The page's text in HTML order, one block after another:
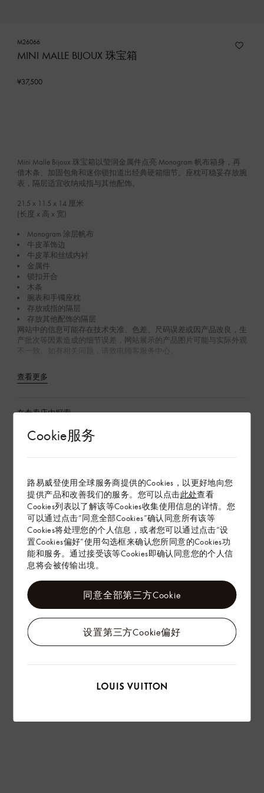
Cookie服务
路易威登使用全球服务商提供的Cookies，以更好地向您
提供产品和改善我们的服务。您可以点击此处查看
Cookies列表以了解该等Cookies收集使用信息的详情。您
可以通过点击“同意全部Cookies”确认同意所有该等
Cookies将处理您的个人信息，或者您可以通过点击“设
置Cookies偏好”使用勾选框来确认您所同意的Cookies功
能和服务。通过接受该等Cookies即确认同意您的个人信
息将会被传输出境。
设置第三方Cookie偏好
同意全部第三方Cookie
M26066
MINI MALLE BIJOUX 珠宝箱
¥37,500
Mini Malle Bijoux 珠宝箱以莹润金属件点亮 Monogram 帆布箱身，再
借木条、加固包角和迷你锁扣道出经典硬箱细节。座枕可稳妥存放腕
表，隔层适宜收纳戒指与其他配饰。
21.5 x 11.5 x 14厘米
(长度 x 高 x 宽)
Monogram 涂层帆布
牛皮革饰边
牛皮革和丝绒内衬
金属件
锁扣开合
木条
腕表和手镯座枕
存放戒指的隔层
存放其他配饰的隔层
网站中的信息可能存在技术失准、色差、尺码误差或因产品改良，生
产批次等因素造成的细节误差，网站展示的产品图片可能与实际外观
不一致。如有相关问题，请致电顾客服务中心。
查看更多
在专卖店内探索
配送 & 退货